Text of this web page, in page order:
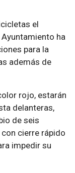
el
ha
para la
además de
rojo, estarán
delanteras,
de seis
cierre rápido
impedir su